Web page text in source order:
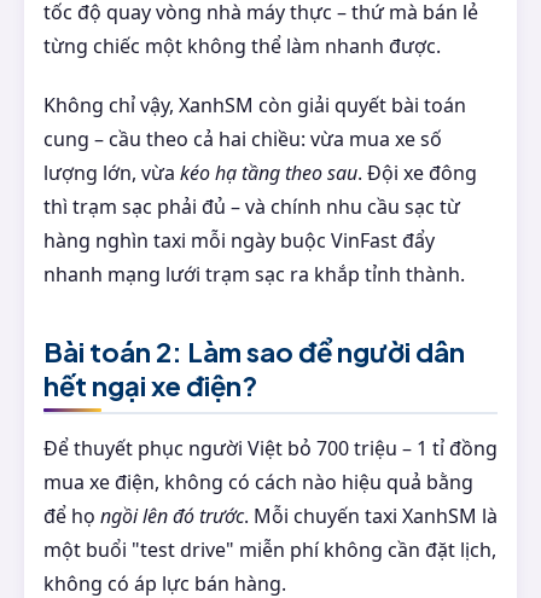
tốc độ quay vòng nhà máy thực – thứ mà bán lẻ
từng chiếc một không thể làm nhanh được.
Không chỉ vậy, XanhSM còn giải quyết bài toán
cung – cầu theo cả hai chiều: vừa mua xe số
lượng lớn, vừa kéo hạ tầng theo sau. Đội xe đông
thì trạm sạc phải đủ – và chính nhu cầu sạc từ
hàng nghìn taxi mỗi ngày buộc VinFast đẩy
nhanh mạng lưới trạm sạc ra khắp tỉnh thành.
Bài toán 2: Làm sao để người dân
hết ngại xe điện?
Để thuyết phục người Việt bỏ 700 triệu – 1 tỉ đồng
mua xe điện, không có cách nào hiệu quả bằng
để họ ngồi lên đó trước. Mỗi chuyến taxi XanhSM là
một buổi "test drive" miễn phí không cần đặt lịch,
không có áp lực bán hàng.